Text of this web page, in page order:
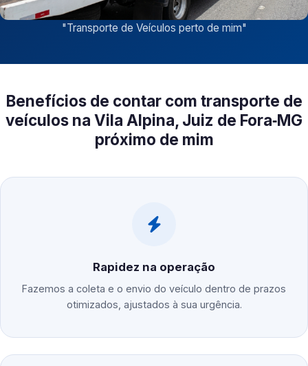
"Transporte de Veículos perto de mim"
Benefícios de contar com transporte de
veículos na Vila Alpina, Juiz de Fora‑MG
próximo de mim
Rapidez na operação
Fazemos a coleta e o envio do veículo dentro de prazos
otimizados, ajustados à sua urgência.